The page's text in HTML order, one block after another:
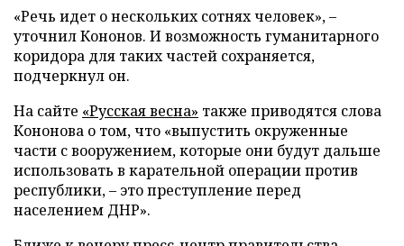
«Речь идет о нескольких сотнях человек», –
уточнил Кононов. И возможность гуманитарного
коридора для таких частей сохраняется,
подчеркнул он.
На сайте «Русская весна» также приводятся слова
Кононова о том, что «выпустить окруженные
части с вооружением, которые они будут дальше
использовать в карательной операции против
республики, – это преступление перед
населением ДНР».